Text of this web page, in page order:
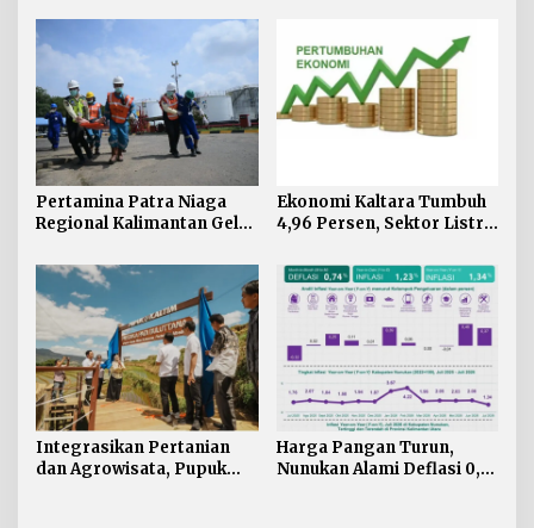
Pertamina Patra Niaga
Regional Kalimantan Gelar
Fuel Terminal Tarakan
Ekonomi Kaltara Tumbuh
4,96 Persen, Sektor Listrik
Integrasikan Pertanian
dan Agrowisata, Pupuk
Harga Pangan Turun,
Nunukan Alami Deflasi 0,74